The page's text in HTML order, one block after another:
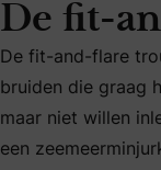
De fit-
De fit-and-flare
De fit-and-flare
bruiden die graag
maar niet willen
een